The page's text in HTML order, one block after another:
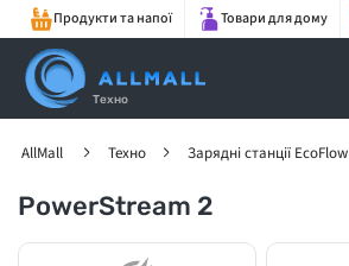
Продукти та напої Товари для дому
Техно
AllMall Техно Зарядні станції EcoFlow
PowerStream 2